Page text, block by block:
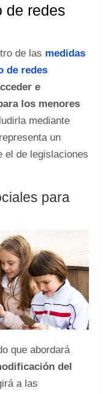
de redes
de las medidas
de redes
e
los menores
mediante
un
el de legislaciones
para
que abordará
del
a las